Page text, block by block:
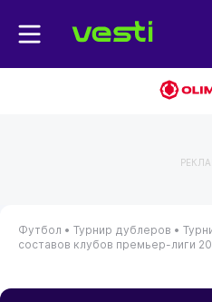
Футбол • Турнир дублеров •
составов клубов премьер-лиги